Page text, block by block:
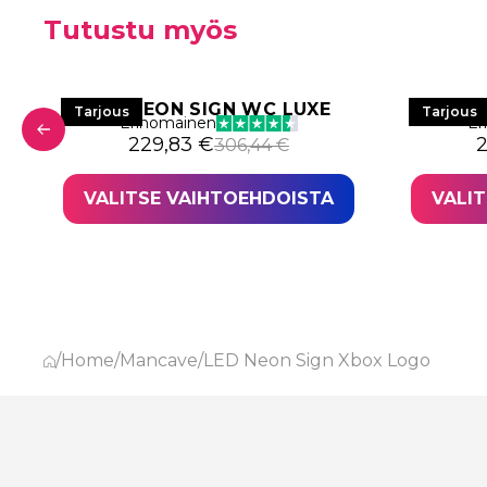
Tutustu myös
€.
€.
Tarjous
LED NEON SIGN WC LUXE
Erinomainen
306,44€
Alkuperäinen hinta oli: 306,44 €.
229,83 €
Nykyinen hinta on: 229,83 €.
VALITSE VAIHTOEHDOISTA
Tarjous
LED
/Home/Mancave/LED Neon Sign Xbox Logo